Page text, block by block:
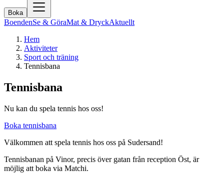
Boka
BoendenSe & GöraMat & DryckAktuellt
Hem
Aktiviteter
Sport och träning
Tennisbana
Tennisbana
Nu kan du spela tennis hos oss!
Boka tennisbana
Välkommen att spela tennis hos oss på Sudersand!
Tennisbanan på Vinor, precis över gatan från reception Öst, är
möjlig att boka via Matchi.